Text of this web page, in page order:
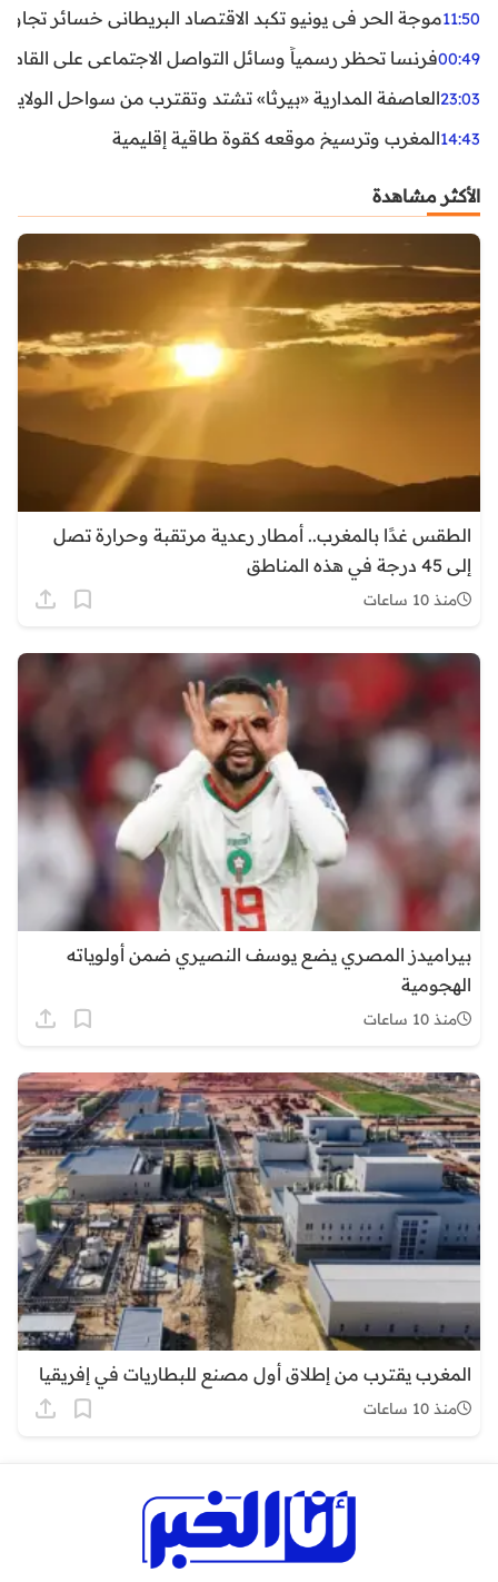
11:50موجة الحر في يونيو تكبد الاقتصاد البريطاني خسائر تجاوزت 1.5 مليار
00:49فرنسا تحظر رسمياً وسائل التواصل الاجتماعي على القاصرين
23:03العاصفة المدارية «بيرثا» تشتد وتقترب من سواحل
14:43المغرب وترسيخ موقعه كقوة طاقية إقليمية
الأكثر مشاهدة
الطقس غدًا بالمغرب.. أمطار رعدية مرتقبة وحرارة تصل
إلى 45 درجة في هذه المناطق
منذ 10 ساعات
بيراميدز المصري يضع يوسف النصيري ضمن أولوياته
الهجومية
منذ 10 ساعات
المغرب يقترب من إطلاق أول مصنع للبطاريات في إفريقيا
منذ 10 ساعات